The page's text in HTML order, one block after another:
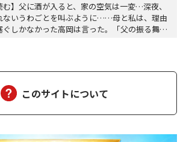
む】父に酒が入ると、家の空気は一変…深夜、
ないうわごとを叫ぶように……母と私は、理由
ぐしかなかった高岡は言った。「父の振る舞い
く光を放つ星もある。星々は北極星を中…
このサイトについて